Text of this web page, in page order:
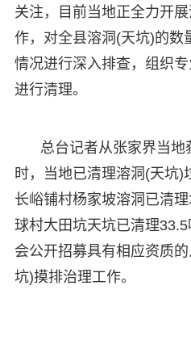
关注，目前当地正全力开
作，对全县溶洞(天坑)的数
情况进行深入排查，组织
进行清理。
总台记者从张家界当
时，当地已清理溶洞(天坑)
长峪铺村杨家坡溶洞已清
球村大田坑天坑已清理
会公开招募具有相应资质
坑)摸排治理工作。